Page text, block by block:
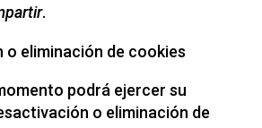
.
o eliminación de cookies
podrá ejercer su
o eliminación de